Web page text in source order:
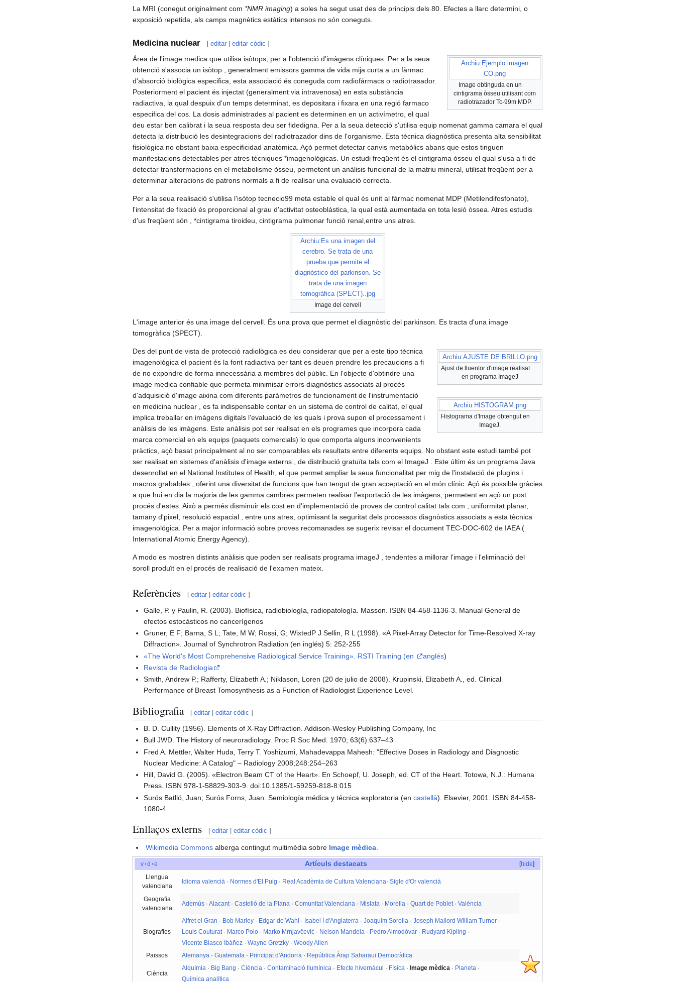
La MRI (conegut originalment com *NMR imaging) a soles ha segut usat des de principis dels 80. Efectes a llarc determini, o
exposició repetida, als camps magnètics estàtics intensos no són coneguts.
Medicina nuclear [ editar |editar còdic ]
Archiu:Ejemplo imagen
CO.png
Image obtinguda en un
cintigrama òsseu utilisant com
radiotrazador Tc-99m MDP.
Àrea de l'image medica que utilisa isòtops, per a l'obtenció d'imàgens clíniques. Per a la seua
obtenció s'associa un isòtop , generalment emissors gamma de vida mija curta a un fàrmac
d'absorció biològica especifica, esta associació és coneguda com radiofármacs o radiotrasador.
Posteriorment el pacient és injectat (generalment via intravenosa) en esta substància
radiactiva, la qual despuix d'un temps determinat, es depositara i fixara en una regió farmaco
especifica del cos. La dosis administrades al pacient es determinen en un activímetro, el qual
deu estar ben calibrat i la seua resposta deu ser fidedigna. Per a la seua detecció s'utilisa equip nomenat gamma camara el qual
detecta la distribució les desintegracions del radiotrazador dins de l'organisme. Esta tècnica diagnòstica presenta alta sensibilitat
fisiològica no obstant baixa especificidad anatòmica. Açò permet detectar canvis metabòlics abans que estos tinguen
manifestacions detectables per atres tècniques *imagenológicas. Un estudi freqüent és el cintigrama òsseu el qual s'usa a fi de
detectar transformacions en el metabolisme òsseu, permetent un anàlisis funcional de la matriu mineral, utilisat freqüent per a
determinar alteracions de patrons normals a fi de realisar una evaluació correcta.
Per a la seua realisació s'utilisa l'isòtop tecnecio99 meta estable el qual és unit al fàrmac nomenat MDP (Metilendifosfonato),
l'intensitat de fixació és proporcional al grau d'activitat osteoblástica, la qual està aumentada en tota lesió òssea. Atres estudis
d'us freqüent són , *cintigrama tiroideu, cintigrama pulmonar funció renal,entre uns atres.
Archiu:Es una imagen del
cerebro. Se trata de una
prueba que permite el
diagnóstico del parkinson. Se
trata de una imagen
tomográfica (SPECT)..jpg
Image del cervell
L'image anterior és una image del cervell. És una prova que permet el diagnòstic del parkinson. Es tracta d'una image
tomogràfica (SPECT).
Archiu:AJUSTE DE BRILLO.png
Ajust de lluentor d'image realisat
en programa ImageJ
Archiu:HISTOGRAM.png
Histograma d'Image obtengut en
ImageJ.
Des del punt de vista de protecció radiològica es deu considerar que per a este tipo tècnica
imagenológica el pacient és la font radiactiva per tant es deuen prendre les precaucions a fi
de no expondre de forma innecessària a membres del públic. En l'objecte d'obtindre una
image medica confiable que permeta minimisar errors diagnòstics associats al procés
d'adquisició d'image aixina com diferents paràmetros de funcionament de l'instrumentació
en medicina nuclear , es fa indispensable contar en un sistema de control de calitat, el qual
implica treballar en imàgens digitals l'evaluació de les quals i prova supon el processament i
anàlisis de les imàgens. Este anàlisis pot ser realisat en els programes que incorpora cada
marca comercial en els equips (paquets comercials) lo que comporta alguns inconvenients
pràctics, açò basat principalment al no ser comparables els resultats entre diferents equips. No obstant este estudi també pot
ser realisat en sistemes d'anàlisis d'image externs , de distribució gratuïta tals com el ImageJ . Este últim és un programa Java
desenrollat en el National Institutes of Health, el que permet ampliar la seua funcionalitat per mig de l'instalació de plugins i
macros grabables , oferint una diversitat de funcions que han tengut de gran acceptació en el món clínic. Açò és possible gràcies
a que hui en dia la majoria de les gamma cambres permeten realisar l'exportació de les imàgens, permetent en açò un post
procés d'estes. Això a permés disminuir els cost en d'implementació de proves de control calitat tals com ; uniformitat planar,
tamany d'pixel, resolució espacial , entre uns atres, optimisant la seguritat dels processos diagnòstics associats a esta tècnica
imagenológica. Per a major informació sobre proves recomanades se sugerix revisar el document TEC-DOC-602 de IAEA (
International Atomic Energy Agency).
A modo es mostren distints anàlisis que poden ser realisats programa imageJ , tendentes a millorar l'image i l'eliminació del
soroll produït en el procés de realisació de l'examen mateix.
Referències [ editar |editar còdic ]
Galle, P. y Paulin, R. (2003). Biofísica, radiobiología, radiopatología. Masson. ISBN 84-458-1136-3. Manual General de
efectos estocásticos no cancerígenos
Gruner, E F; Barna, S L; Tate, M W; Rossi, G; WixtedP J Sellin, R L (1998). «A Pixel-Array Detector for Time-Resolved X-ray
Diffraction». Journal of Synchrotron Radiation (en inglés) 5: 252-255
«The World's Most Comprehensive Radiological Service Training». RSTI Training (en
anglés)
Revista de Radiologia
Smith, Andrew P.; Rafferty, Elizabeth A.; Niklason, Loren (20 de julio de 2008). Krupinski, Elizabeth A., ed. Clinical
Performance of Breast Tomosynthesis as a Function of Radiologist Experience Level.
Bibliografia [ editar |editar còdic ]
B. D. Cullity (1956). Elements of X-Ray Diffraction. Addison-Wesley Publishing Company, Inc
Bull JWD. The History of neuroradiology. Proc R Soc Med. 1970; 63(6):637–43
Fred A. Mettler, Walter Huda, Terry T. Yoshizumi, Mahadevappa Mahesh: "Effective Doses in Radiology and Diagnostic
Nuclear Medicine: A Catalog" – Radiology 2008;248:254–263
Hill, David G. (2005). «Electron Beam CT of the Heart». En Schoepf, U. Joseph, ed. CT of the Heart. Totowa, N.J.: Humana
Press. ISBN 978-1-58829-303-9. doi:10.1385/1-59259-818-8:015
Surós Batlló, Juan; Surós Forns, Juan. Semiología médica y técnica exploratoria (encastellà). Elsevier, 2001. ISBN 84-458-
1080-4
Enllaços externs [ editar |editar còdic ]
Wikimedia Commons alberga contingut multimèdia sobre Image mèdica
[hide]
v·d ·e Artículs destacats
Llengua
valenciana
Idioma valencià · Normes d'El Puig · Real Acadèmia de Cultura Valenciana·Sigle d'Or valencià
Geografia
valenciana
Ademús ·Alacant·Castelló de la Plana ·Comunitat Valenciana · Mislata · Morella ·Quart de Poblet·Valéncia
Biografies
Alfret el Gran · Bob Marley · Edgar de Wahl · Isabel I d'Anglaterra ·Joaquim Sorolla ·Joseph Mallord William Turner ·
Louis Couturat· Marco Polo · Marko Mrnjavčević · Nelson Mandela · Pedro Almodóvar · Rudyard Kipling ·
Vicente Blasco Ibáñez ·Wayne Gretzky ·Woody Allen
Païssos
Alemanya ·Guatemala · Principat d'Andorra · República Àrap Saharaui Democràtica
Ciència
Alquímia · Big Bang ·Ciència ·Contaminació llumínica · Efecte hivernàcul · Física · Image mèdica · Planeta ·
Química analítica